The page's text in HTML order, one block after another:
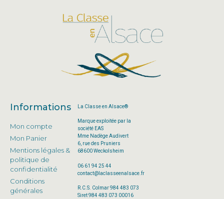
Informations
Mon compte
Mon Panier
Mentions légales &
politique de
confidentialité
Conditions
générales
La Classe en Alsace®
Marque exploitée par la
société EAS
Mme Nadège Audivert
6, rue des Pruniers
68600 Weckolsheim
06 61 94 25 44
contact@laclasseenalsace.fr
R.C.S. Colmar 984 483 073
Siret 984 483 073 00016